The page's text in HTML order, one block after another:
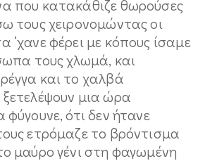
που κατακάθιζε θωρούσες
τους χειρονομώντας οι
‘χανε φέρει με κόπους ίσαμε
τους χλωμά, και
και το χαλβά
μια ώρα
ότι δεν ήτανε
ετρόμαζε το βρόντισμα
μαύρο γένι στη φαγωμένη